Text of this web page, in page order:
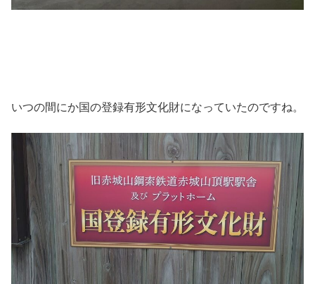
いつの間にか国の登録有形文化財になっていたのですね。